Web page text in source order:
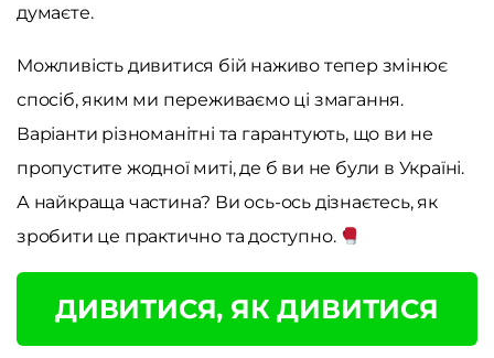
думаєте.
Можливість дивитися бій наживо тепер змінює
спосіб, яким ми переживаємо ці змагання.
Варіанти різноманітні та гарантують, що ви не
пропустите жодної миті, де б ви не були в Україні.
А найкраща частина? Ви ось-ось дізнаєтесь, як
зробити це практично та доступно.
ДИВИТИСЯ, ЯК ДИВИТИСЯ